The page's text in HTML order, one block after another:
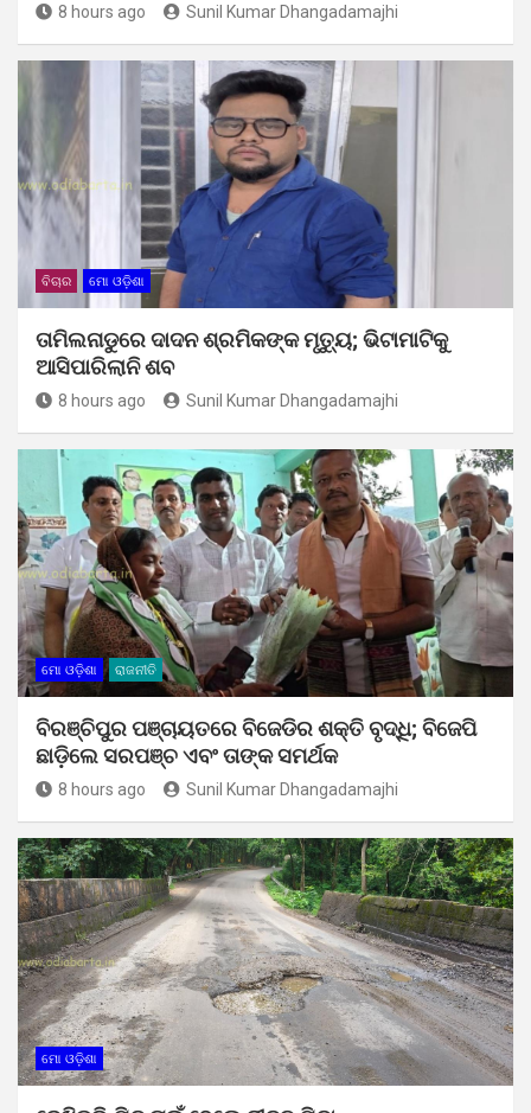
8 hours ago Sunil Kumar Dhangadamajhi
ବିଚାର ମୋ ଓଡ଼ିଶା
ତାମିଲନାଡୁରେ ଦାଦନ ଶ୍ରମିକଙ୍କ ମୃତ୍ୟୁ; ଭିଟାମାଟିକୁ
ଆସିପାରିଲାନି ଶବ
8 hours ago Sunil Kumar Dhangadamajhi
ମୋ ଓଡ଼ିଶା ରାଜନୀତି
ବିରଞ୍ଚିପୁର ପଞ୍ଚାୟତରେ ବିଜେଡିର ଶକ୍ତି ବୃଦ୍ଧି; ବିଜେପି
ଛାଡ଼ିଲେ ସରପଞ୍ଚ ଏବଂ ତାଙ୍କ ସମର୍ଥକ
8 hours ago Sunil Kumar Dhangadamajhi
ମୋ ଓଡ଼ିଶା